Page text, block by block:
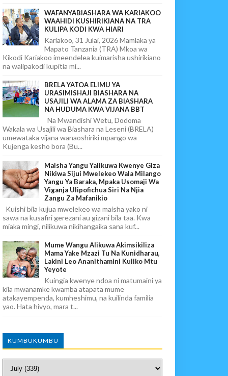
WAFANYABIASHARA WA KARIAKOO
WAAHIDI KUSHIRIKIANA NA TRA
KULIPA KODI KWA HIARI
Kariakoo, 31 Julai, 2026 Mamlaka ya
Mapato Tanzania (TRA) Mkoa wa
Kikodi Kariakoo imeendelea kuimarisha ushirikiano
na walipakodi kupitia mi...
BRELA YATOA ELIMU YA
URASIMISHAJI BIASHARA NA
USAJILI WA ALAMA ZA BIASHARA
NA HUDUMA KWA VIJANA BBT
Na Mwandishi Wetu, Dodoma
Wakala wa Usajili wa Biashara na Leseni (BRELA)
umewataka vijana wanaoshiriki mpango wa
Kujenga kesho bora (Bu...
Maisha Yangu Yalikuwa Kwenye Giza
Nikiwa Sijui Mwelekeo Wala Milango
Yangu Ya Baraka, Mpaka Usomaji Wa
Viganja Ulipofichua Siri Na Njia
Zangu Za Mafanikio
Kuishi bila kujua mwelekeo wa maisha yako ni
sawa na kusafiri gerezani au gizani bila taa. Kwa
miaka mingi, nilikuwa nikihangaika sana kuf...
Mume Wangu Alikuwa Akimsikiliza
Mama Yake Mzazi Tu Na Kunidharau,
Lakini Leo Ananithamini Kuliko Mtu
Yeyote
Kuingia kwenye ndoa ni matumaini ya
kila mwanamke kwamba atapata mume
atakayempenda, kumheshimu, na kuilinda familia
yao. Hata hivyo, mara t...
KUMBUKUMBU